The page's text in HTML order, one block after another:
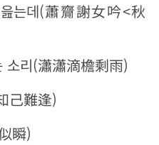
는데(蕭齎謝女吟<秋
소리(瀟瀟滴檐剩雨)
己難逢)
瞬)